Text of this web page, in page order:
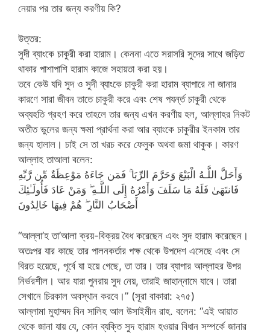
নেয়ার পর তার জন্য করণীয় কি?
উত্তর:
সুদী ব্যাংকে চাকুরী করা হারাম। কেননা এতে সরাসরি সুদের সাথে জড়িত
থাকার পাশাপাশি হারাম কাজে সহায়তা করা হয়।
তবে কেউ যদি সুদ ও সুদী ব্যাংকে চাকুরী করা হারাম ব্যাপারে না জানার
কারণে সারা জীবন তাতে চাকুরী করে এবং শেষ পযর্ন্ত চাকুরী থেকে
অব্যহতি গ্রহণ করে তাহলে তার জন্য এখন করণীয় হল, আল্লাহর নিকট
অতীত ভুলের জন্য ক্ষমা প্রার্থনা করা আর ব্যাংকে চাকুরীর ইনকাম তার
জন্য হালাল। চাই সে তা খরচ করে ফেলুক অথবা জমা থাকুক। কারণ
আল্লাহ তাআলা বলেন:
وَأَحَلَّ اللَّـهُ الْبَيْعَ وَحَرَّمَ الرِّبَا ۚ فَمَن جَاءَهُ مَوْعِظَةٌ مِّن رَّبِّهِ
فَانتَهَىٰ فَلَهُ مَا سَلَفَ وَأَمْرُهُ إِلَى اللَّـهِ ۖ وَمَنْ عَادَ فَأُولَـٰئِكَ
أَصْحَابُ النَّارِ ۖ هُمْ فِيهَا خَالِدُونَ
“আল্লা’হ তা’আলা ক্রয়-বিক্রয় বৈধ করেছেন এবং সুদ হারাম করেছেন।
অতঃপর যার কাছে তার পালনকর্তার পক্ষ থেকে উপদেশ এসেছে এবং সে
বিরত হয়েছে, পূর্বে যা হয়ে গেছে, তা তার। তার ব্যাপার আল্লাহর উপর
নির্ভরশীল। আর যারা পুনরায় সুদ নেয়, তারাই জাহান্নামে যাবে। তারা
সেখানে চিরকাল অবস্থান করবে।” (সূরা বাকারা: ২৭৫)
আল্লামা মুহাম্মদ বিন সালিহ আল উসাইমীন রাহ. বলেন: “এই আয়াত
থেকে জানা যায় যে, কোন ব্যক্তি সুদ হারাম হওয়ার বিধান সম্পর্কে জানার